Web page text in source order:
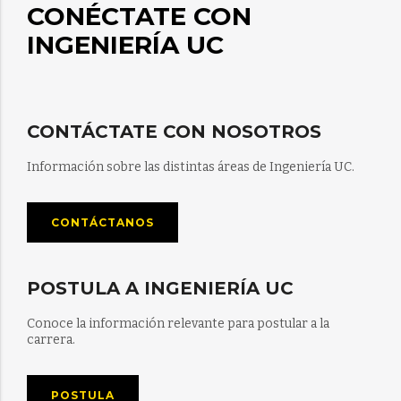
CONÉCTATE CON
INGENIERÍA UC
CONTÁCTATE CON NOSOTROS
Información sobre las distintas áreas de Ingeniería UC.
CONTÁCTANOS
POSTULA A INGENIERÍA UC
Conoce la información relevante para postular a la
carrera.
POSTULA